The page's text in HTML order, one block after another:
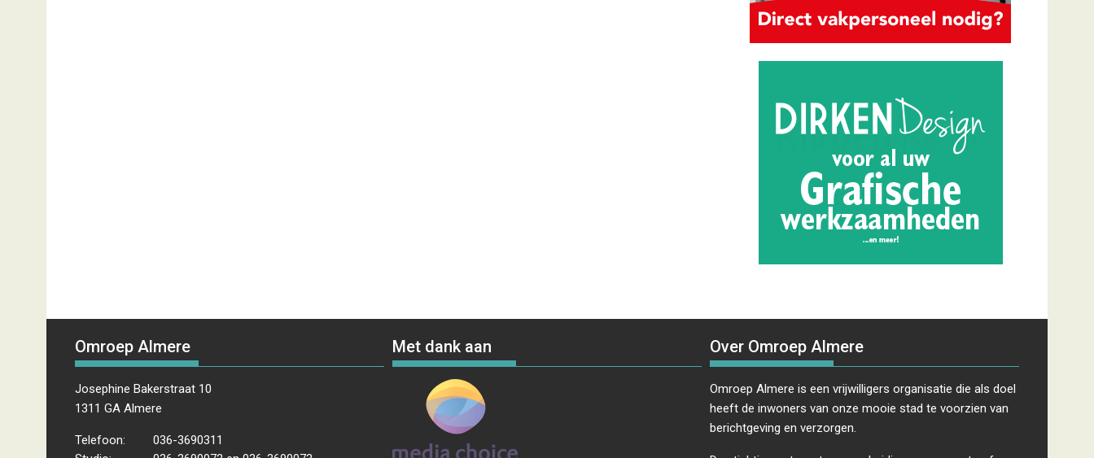
Omroep Almere
Josephine Bakerstraat 10
1311 GA Almere
Telefoon:
036-3690311
Met dank aan Over Omroep Almere
Omroep Almere is een vrijwilligers organisatie die als doel
heeft de inwoners van onze mooie stad te voorzien van
berichtgeving en verzorgen.